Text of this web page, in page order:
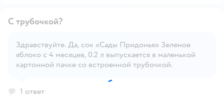
Открыть вопрос
С трубочкой?
Здравствуйте. Да, сок «Сады Придонья» Зеленое
яблоко с 4 месяцев, 0.2 л выпускается в маленькой
картонной пачке со встроенной трубочкой.
1 ответ